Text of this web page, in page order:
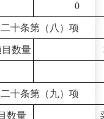
0
十条第（八）项
目数量
十条第（九）项
数量